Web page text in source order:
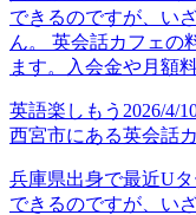
できるのですが、い
ん。 英会話カフェの
ます。入会金や月額
英語楽しもう 2026/4/
西宮市にある英会話
兵庫県出身で最近U
できるのですが、い